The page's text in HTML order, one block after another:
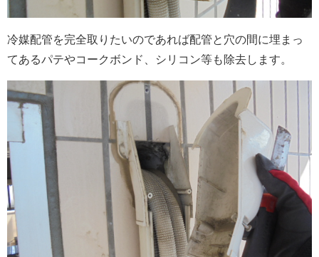
冷媒配管を完全取りたいのであれば配管と穴の間に埋まっ
てあるパテやコークボンド、シリコン等も除去します。